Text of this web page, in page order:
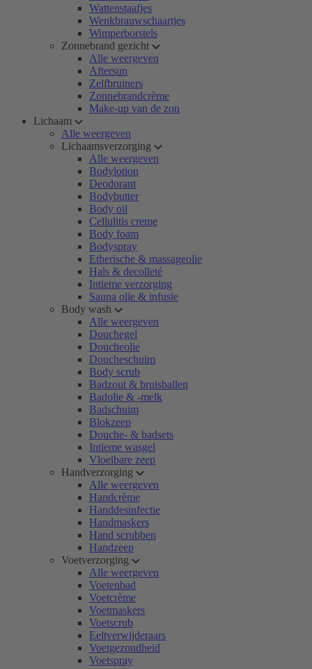
Wattenstaafjes
Wenkbrauwschaartjes
Wimperborstels
Zonnebrand gezicht
Alle weergeven
Aftersun
Zelfbruiners
Zonnebrandcrème
Make-up van de zon
Lichaam
Alle weergeven
Lichaamsverzorging
Alle weergeven
Bodylotion
Deodorant
Bodybutter
Body oil
Cellulitis creme
Body foam
Bodyspray
Etherische & massageolie
Hals & decolleté
Intieme verzorging
Sauna olie & infusie
Body wash
Alle weergeven
Douchegel
Doucheolie
Doucheschuim
Body scrub
Badzout & bruisballen
Badolie & -melk
Badschuim
Blokzeep
Douche- & badsets
Intieme wasgel
Vloeibare zeep
Handverzorging
Alle weergeven
Handcrème
Handdesinfectie
Handmaskers
Hand scrubben
Handzeep
Voetverzorging
Alle weergeven
Voetenbad
Voetcrème
Voetmaskers
Voetscrub
Eeltverwijderaars
Voetgezondheid
Voetspray